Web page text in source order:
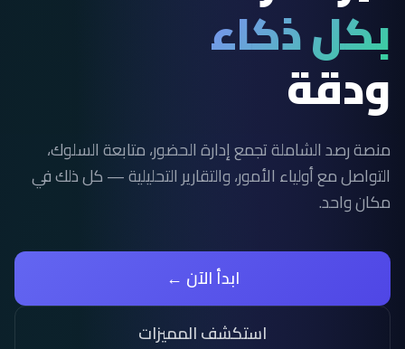
بكل ذكاء
ودقة
منصة رصد الشاملة تجمع إدارة الحضور، متابعة السلوك،
التواصل مع أولياء الأمور، والتقارير التحليلية — كل ذلك في
مكان واحد.
ابدأ الآن ←
استكشف المميزات